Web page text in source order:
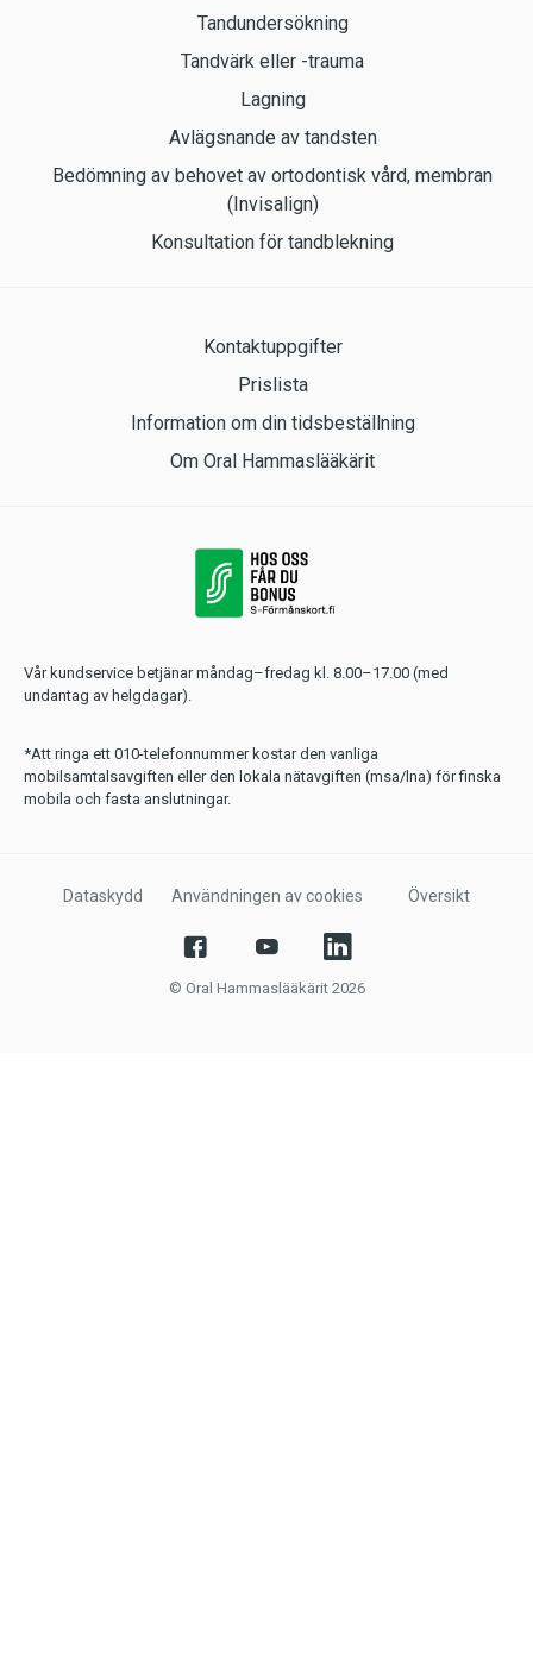
Tandundersökning
Tandvärk eller -trauma
Lagning
Avlägsnande av tandsten
Bedömning av behovet av ortodontisk vård, membran
(Invisalign)
Konsultation för tandblekning
Kontaktuppgifter
Prislista
Information om din tidsbeställning
Om Oral Hammaslääkärit
Vår kundservice betjänar måndag–fredag kl. 8.00–17.00 (med
undantag av helgdagar).
*Att ringa ett 010-telefonnummer kostar den vanliga
mobilsamtalsavgiften eller den lokala nätavgiften (msa/lna) för finska
mobila och fasta anslutningar.
Dataskydd Användningen av cookies Översikt
© Oral Hammaslääkärit 2026